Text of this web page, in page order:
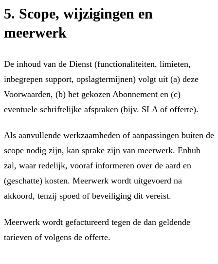
5. Scope, wijzigingen en
meerwerk
De inhoud van de Dienst (functionaliteiten, limieten,
inbegrepen support, opslagtermijnen) volgt uit (a) deze
Voorwaarden, (b) het gekozen Abonnement en (c)
eventuele schriftelijke afspraken (bijv. SLA of offerte).
Als aanvullende werkzaamheden of aanpassingen buiten de
scope nodig zijn, kan sprake zijn van meerwerk. Enhub
zal, waar redelijk, vooraf informeren over de aard en
(geschatte) kosten. Meerwerk wordt uitgevoerd na
akkoord, tenzij spoed of beveiliging dit vereist.
Meerwerk wordt gefactureerd tegen de dan geldende
tarieven of volgens de offerte.